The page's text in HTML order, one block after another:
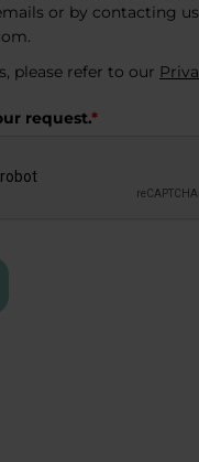
or by contacting
.
please refer to our
request.*